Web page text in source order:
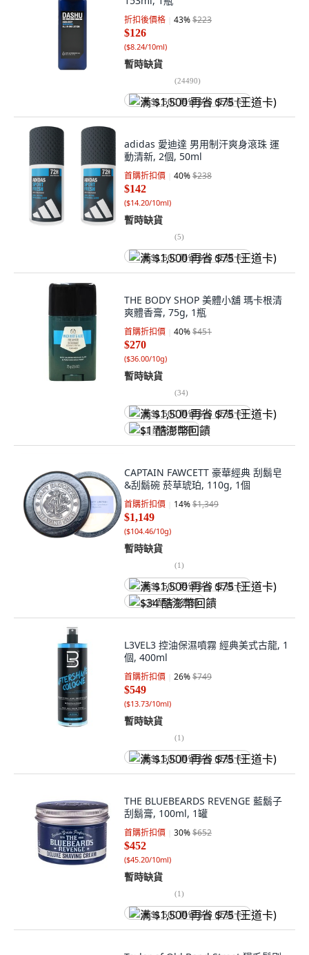
折扣後價格 43%$223
$126
($8.24/10ml)
暫時缺貨
(24490)
满 $1,500 再省 $75 (王道卡)
adidas 愛迪達 男用制汗爽身滾珠 運
動清新, 2個, 50ml
首購折扣價 40%$238
$142
($14.20/10ml)
暫時缺貨
(5)
满 $1,500 再省 $75 (王道卡)
THE BODY SHOP 美體小舖 瑪卡根清
爽體香膏, 75g, 1瓶
首購折扣價 40%$451
$270
($36.00/10g)
暫時缺貨
(34)
满 $1,500 再省 $75 (王道卡)
$1 酷澎幣回饋
CAPTAIN FAWCETT 豪華經典 刮鬍皂
&刮鬍碗 菸草琥珀, 110g, 1個
首購折扣價 14%$1,349
$1,149
($104.46/10g)
暫時缺貨
(1)
满 $1,500 再省 $75 (王道卡)
$34 酷澎幣回饋
L3VEL3 控油保濕噴霧 經典美式古龍, 1
個, 400ml
首購折扣價 26%$749
$549
($13.73/10ml)
暫時缺貨
(1)
满 $1,500 再省 $75 (王道卡)
THE BLUEBEARDS REVENGE 藍鬍子
刮鬍膏, 100ml, 1罐
首購折扣價 30%$652
$452
($45.20/10ml)
暫時缺貨
(1)
满 $1,500 再省 $75 (王道卡)